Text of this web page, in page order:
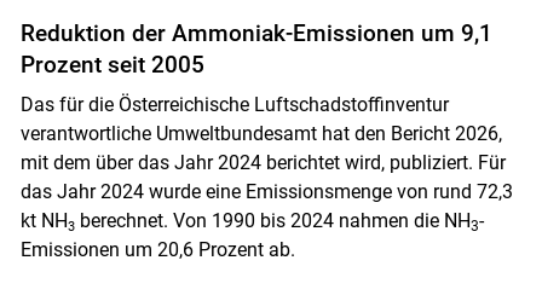
Reduktion der Ammoniak-Emissionen um 9,1
Prozent seit 2005
Das für die Österreichische Luftschadstoffinventur
verantwortliche Umweltbundesamt hat den Bericht 2026,
mit dem über das Jahr 2024 berichtet wird, publiziert. Für
das Jahr 2024 wurde eine Emissionsmenge von rund 72,3
kt NH3berechnet. Von 1990 bis 2024 nahmen die NH3-
Emissionen um 20,6 Prozent ab.